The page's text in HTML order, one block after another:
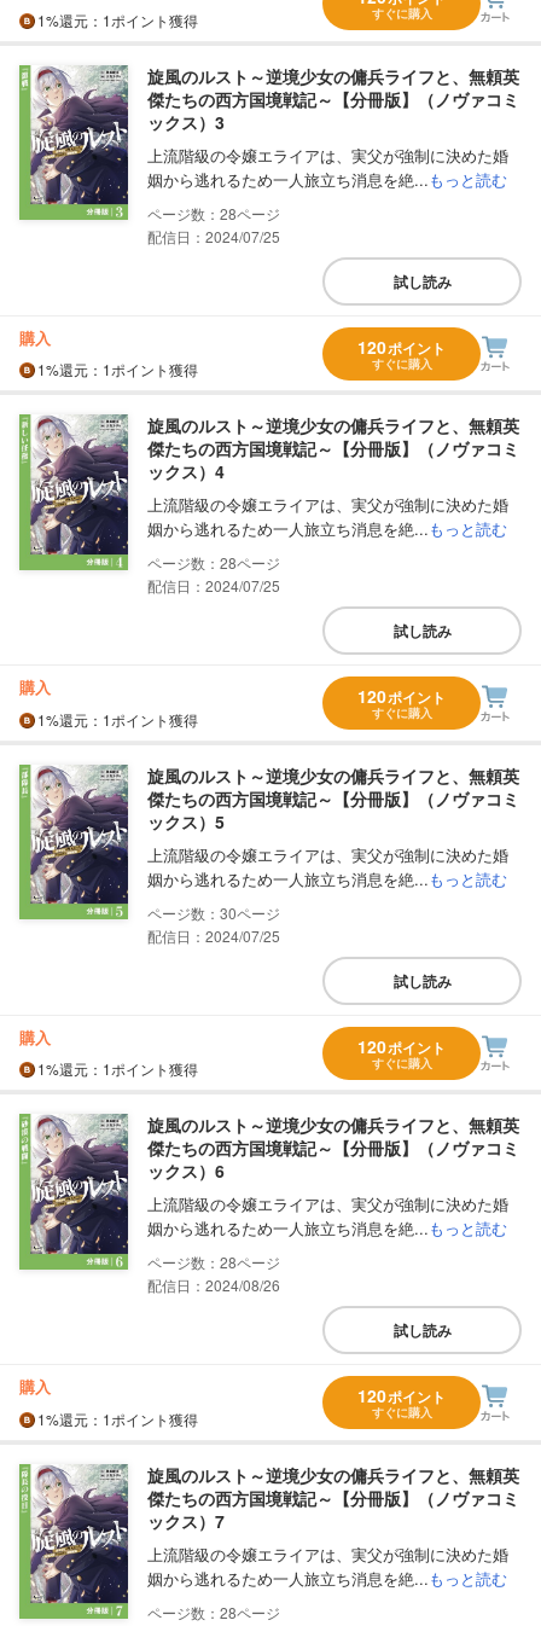
1%還元 ：1ポイント獲得 すぐに購入
旋風のルスト～逆境少女の傭兵ライフと、無頼英
傑たちの西方国境戦記～【分冊版】（ノヴァコミ
ックス）3
上流階級の令嬢エライアは、実父が強制に決めた婚
姻から逃れるため一人旅立ち消息を絶...もっと読む
28
配信日：2024/07/25
試し読み
購入
1%還元 ：1ポイント獲得
120ポイント
すぐに購入
旋風のルスト～逆境少女の傭兵ライフと、無頼英
傑たちの西方国境戦記～【分冊版】（ノヴァコミ
ックス）4
上流階級の令嬢エライアは、実父が強制に決めた婚
姻から逃れるため一人旅立ち消息を絶...もっと読む
28
配信日：2024/07/25
試し読み
購入
1%還元 ：1ポイント獲得
120ポイント
すぐに購入
旋風のルスト～逆境少女の傭兵ライフと、無頼英
傑たちの西方国境戦記～【分冊版】（ノヴァコミ
ックス）5
上流階級の令嬢エライアは、実父が強制に決めた婚
姻から逃れるため一人旅立ち消息を絶...もっと読む
30
配信日：2024/07/25
試し読み
購入
1%還元 ：1ポイント獲得
120ポイント
すぐに購入
旋風のルスト～逆境少女の傭兵ライフと、無頼英
傑たちの西方国境戦記～【分冊版】（ノヴァコミ
ックス）6
上流階級の令嬢エライアは、実父が強制に決めた婚
姻から逃れるため一人旅立ち消息を絶...もっと読む
28
配信日：2024/08/26
試し読み
購入
1%還元 ：1ポイント獲得
120ポイント
すぐに購入
旋風のルスト～逆境少女の傭兵ライフと、無頼英
傑たちの西方国境戦記～【分冊版】（ノヴァコミ
ックス）7
上流階級の令嬢エライアは、実父が強制に決めた婚
姻から逃れるため一人旅立ち消息を絶...もっと読む
28